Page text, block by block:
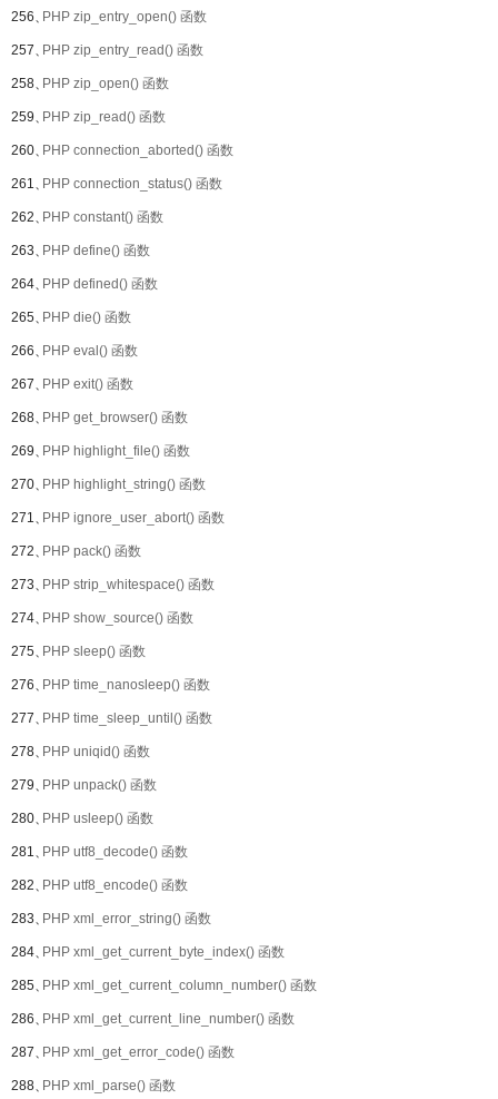
256、PHP zip_entry_open() 函数
257、PHP zip_entry_read() 函数
258、PHP zip_open() 函数
259、PHP zip_read() 函数
260、PHP connection_aborted() 函数
261、PHP connection_status() 函数
262、PHP constant() 函数
263、PHP define() 函数
264、PHP defined() 函数
265、PHP die() 函数
266、PHP eval() 函数
267、PHP exit() 函数
268、PHP get_browser() 函数
269、PHP highlight_file() 函数
270、PHP highlight_string() 函数
271、PHP ignore_user_abort() 函数
272、PHP pack() 函数
273、PHP strip_whitespace() 函数
274、PHP show_source() 函数
275、PHP sleep() 函数
276、PHP time_nanosleep() 函数
277、PHP time_sleep_until() 函数
278、PHP uniqid() 函数
279、PHP unpack() 函数
280、PHP usleep() 函数
281、PHP utf8_decode() 函数
282、PHP utf8_encode() 函数
283、PHP xml_error_string() 函数
284、PHP xml_get_current_byte_index() 函数
285、PHP xml_get_current_column_number() 函数
286、PHP xml_get_current_line_number() 函数
287、PHP xml_get_error_code() 函数
288、PHP xml_parse() 函数